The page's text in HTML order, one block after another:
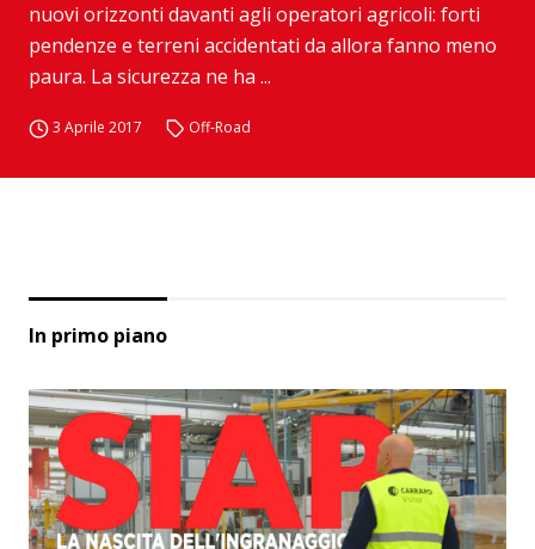
nuovi orizzonti davanti agli operatori agricoli: forti
pendenze e terreni accidentati da allora fanno meno
paura. La sicurezza ne ha ...
3 Aprile 2017 Off-Road
In primo piano